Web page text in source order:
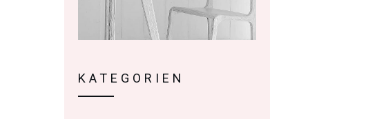
KATEGORIEN